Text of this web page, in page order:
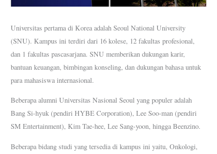
Universitas pertama di Korea adalah Seoul National University
(SNU). Kampus ini terdiri dari 16 kolese, 12 fakultas profesional,
dan 1 fakultas pascasarjana. SNU memberikan dukungan karir,
bantuan keuangan, bimbingan konseling, dan dukungan bahasa untuk
para mahasiswa internasional.
Beberapa alumni Universitas Nasional Seoul yang populer adalah
Bang Si-hyuk (pendiri HYBE Corporation), Lee Soo-man (pendiri
SM Entertainment), Kim Tae-hee, Lee Sang-yoon, hingga Beenzino.
Beberapa bidang studi yang tersedia di kampus ini yaitu, Onkologi,